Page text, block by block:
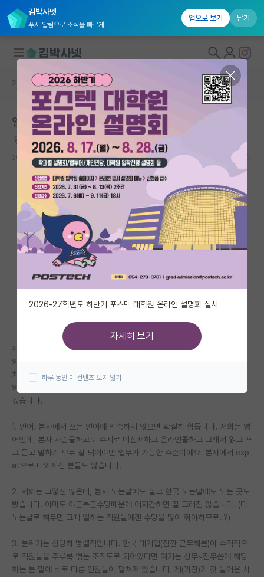
김박사넷
푸시 알림으로 소식을 빠르게
앱으로 보기 닫기
대학원생 모집
국내대학원 정보
연구실&오픈랩
커뮤니티
커뮤니티 홈
전체글보기
베스트 게시판
IF 명예의전당
자유 게시판(아무개랩)
미국 유학 게시판
미국 대학원 합격 후기 게시판
대학원 합격 후기 게시판
연구실(PI) 홍보 게시판
석박사 채용 정보 게시판
임용 정보 게시판
취업 게시판
임용 후기 게시판
PI 전용 게시판
인문사회 계열 게시판
커뮤니티 홈 자유 게시판(아무개랩)
일하기 싫어서 잠깐 쓰는 외국계회사 생활
도도한 장 폴 사르트르
2022.01.06 3 7207
제곧내입니다. 일하기 귀찮네요...
외국계 기업 근무중인 박사입니다. 한국지사랑 외국본사에 다리 한 짝씩 걸
치고 있는 느낌이라 보시면 되겠네요.
외국계가 어떤 분위기인지, 어울릴만한 사람은 어떤 사람인지 짧게 쓰고 가
겠습니다.
1. 언어: 본사에서 쓰는 언어에 익숙하지 않으면 확실히 힘듭니다. 저희는 영
어인데, 본사 사람들하고도 수시로 메신저하고 온라인콜하고 그래서 읽고 쓰
고 듣고 말하기 모두 잘 되어야만 업무가 가능한 수준이예요. 본사에서 exp
at으로 나와계신 분들도 많습니다.
2. 저희는 그렇진 않은데, 본사 노는날에도 놀고 한국 노는날에도 노는 곳도
봤습니다. 아마도 야근특근수당때문에 어지간하면 잘 그러진 않습니다. (다
노는날로 해두면 그때 일하는 직원들에겐 수당을 많이 줘야하므로..?)
3. 분위기는 상당히 병렬적입니다. 한국 대기업(잠깐 근무해봄)이 수직적으
로 직원들을 주루룩 엮는 조직도로 되어있다면 여기는 상무~전무쯤에 해당
하는 분 밑에 바로 다른 인원들이 펼쳐져 있습니다. 제(과장)가 갓 들어온 사
2026-27학년도 하반기 포스텍 대학원 온라인 설명회 실시
자세히 보기
하루 동안 이 컨텐츠 보지 않기